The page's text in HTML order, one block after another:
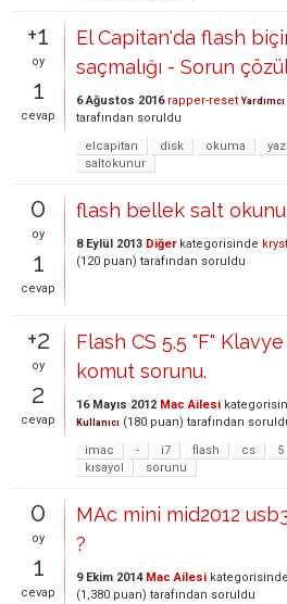
+1
oy
1
cevap
El Capitan'da flash
saçmalığı - Sorun
6 Ağustos 2016 rapper-reset Yardımcı
tarafından soruldu
elcapitan
disk okuma
saltokunur
0
oy
1
cevap
flash bellek salt
8 Eylül 2013 Diğerkategorisinde
(120 puan) tarafından soruldu
+2
oy
2
cevap
Flash CS 5.5 "F"
komut sorunu.
16 Mayıs 2012 Mac Ailesi
Kullanıcı (180 puan) tarafından
imac
- i7 flash cs 5
kısayol
sorunu
0
oy
1
cevap
MAc mini mid2012
?
9 Ekim 2014 Mac Ailesi kategorisinde
(1,380 puan) tarafından soruldu